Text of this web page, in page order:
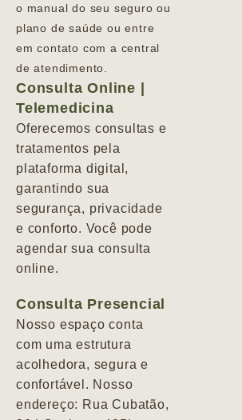
o manual do seu seguro ou
plano de saúde ou entre
em contato com a central
de atendimento.
Consulta Online |
Telemedicina
Oferecemos consultas e
tratamentos pela
plataforma digital,
garantindo sua
segurança, privacidade
e conforto. Você pode
agendar sua consulta
online.
Consulta Presencial
Nosso espaço conta
com uma estrutura
acolhedora, segura e
confortável. Nosso
endereço: Rua Cubatão,